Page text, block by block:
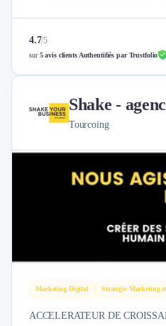
4.7/5
sur5 avis clients Authentifiés par Trustfolio
Shake -
Tourcoing
Marketing Digital Strategie Marketing
ACCELERATEUR DE